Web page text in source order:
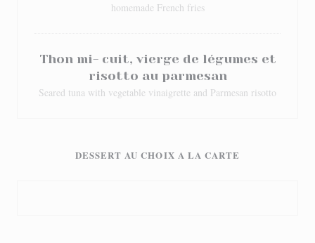
homemade French fries
Thon mi- cuit, vierge de légumes et
risotto au parmesan
Seared tuna with vegetable vinaigrette and Parmesan risotto
DESSERT AU CHOIX A LA CARTE